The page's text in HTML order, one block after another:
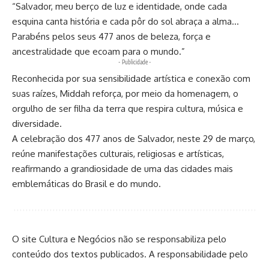
“Salvador, meu berço de luz e identidade, onde cada
esquina canta história e cada pôr do sol abraça a alma…
Parabéns pelos seus 477 anos de beleza, força e
ancestralidade que ecoam para o mundo.”
- Publicidade -
Reconhecida por sua sensibilidade artística e conexão com
suas raízes, Middah reforça, por meio da homenagem, o
orgulho de ser filha da terra que respira cultura, música e
diversidade.
A celebração dos 477 anos de Salvador, neste 29 de março,
reúne manifestações culturais, religiosas e artísticas,
reafirmando a grandiosidade de uma das cidades mais
emblemáticas do Brasil e do mundo.
O site Cultura e Negócios não se responsabiliza pelo
conteúdo dos textos publicados. A responsabilidade pelo